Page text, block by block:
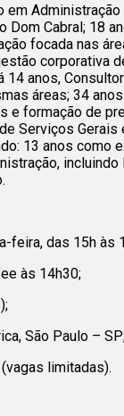
em
Dom Cabral; 18
focada nas
corporativa
anos,
áreas; 34
e formação de
Serviços Gerais
13 anos como
incluindo
feira, das 15h às
às 14h30;
São Paulo –
limitadas).